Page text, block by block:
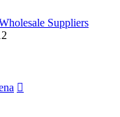
Suppliers